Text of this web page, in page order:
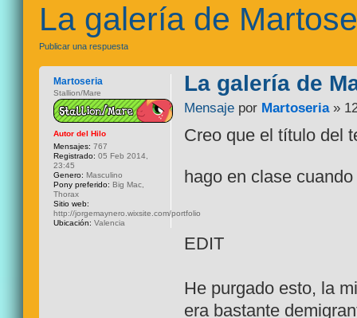
La galería de
Publicar una respuesta
La galería de
Mensaje por Martoseria»
Creo que el título del
hago en clase
EDIT
He purgado esto, la
era bastante
Martoseria
Stallion/Mare
Autor del Hilo
Mensajes: 767
Registrado: 05 Feb 2014,
23:45
Genero: Masculino
Pony preferido: Big Mac,
Thorax
Sitio web:
http://jorgemaynero.wixsite.com/portfolio
Ubicación: Valencia